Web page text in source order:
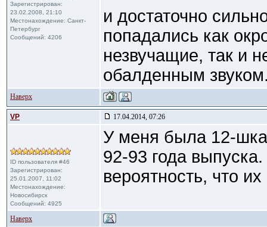
Зарегистрирован:
23.02.2008, 21:10
Местонахождение: Санкт-
Петербург
Сообщений: 4206
и достаточно
попадались как
незвучащие, так и
обалденным
Наверх
VP 17.04.2014, 07:26
ID пользователя #46
Зарегистрирован:
25.01.2007, 11:02
Местонахождение:
Новосибирск
Сообщений: 4925
У меня была 12-
92-93 года выпуска.
вероятность, что
Наверх